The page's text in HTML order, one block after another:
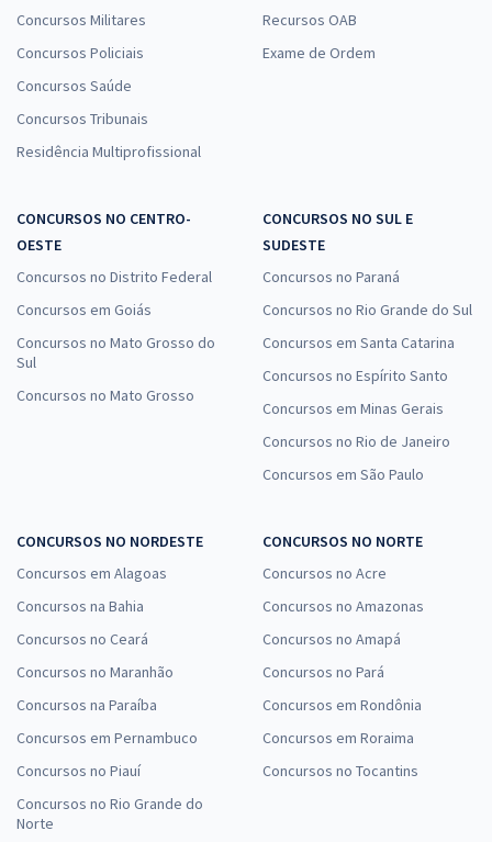
Concursos Militares
Concursos Policiais
Concursos Saúde
Concursos Tribunais
Residência Multiprofissional
Recursos OAB
Exame de Ordem
CONCURSOS NO CENTRO-
OESTE
Concursos no Distrito Federal
Concursos em Goiás
Concursos no Mato Grosso do
Sul
Concursos no Mato Grosso
CONCURSOS NO SUL E
SUDESTE
Concursos no Paraná
Concursos no Rio Grande do Sul
Concursos em Santa Catarina
Concursos no Espírito Santo
Concursos em Minas Gerais
Concursos no Rio de Janeiro
Concursos em São Paulo
CONCURSOS NO NORDESTE
Concursos em Alagoas
Concursos na Bahia
Concursos no Ceará
Concursos no Maranhão
Concursos na Paraíba
Concursos em Pernambuco
Concursos no Piauí
Concursos no Rio Grande do
Norte
CONCURSOS NO NORTE
Concursos no Acre
Concursos no Amazonas
Concursos no Amapá
Concursos no Pará
Concursos em Rondônia
Concursos em Roraima
Concursos no Tocantins